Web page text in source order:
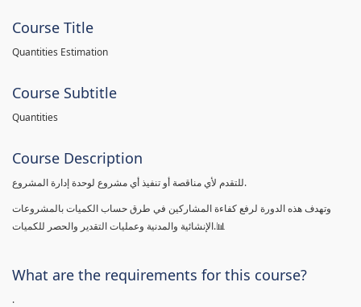
Course Title
Quantities Estimation
Course Subtitle
Quantities
Course Description
للتقدم لأي مناقصة أو تنفيذ أي مشروع لوحدة إدارة المشروع.
وتهدف هذه الدورة لرفع كفاءة المشاركين في طرق حساب الكميات بالمشروعات
الإنشائية والمدنية وعمليات التقدير والحصر للكميات.📊
What are the requirements for this course?
.